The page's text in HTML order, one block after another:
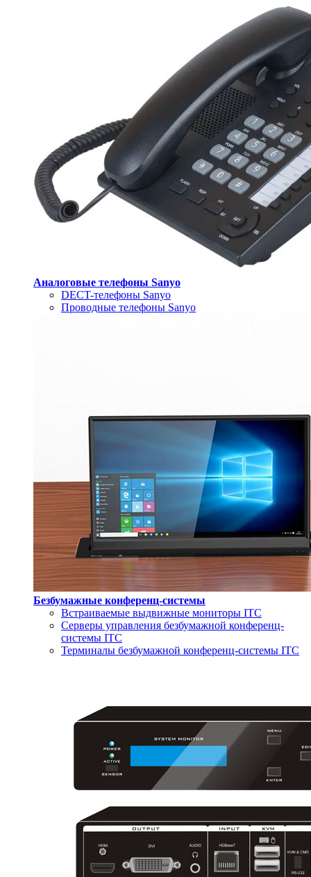
Аналоговые телефоны Sanyo
DECT-телефоны Sanyo
Проводные телефоны Sanyo
Безбумажные конференц-системы
Встраиваемые выдвижные мониторы ITC
Серверы управления безбумажной конференц-
системы ITC
Терминалы безбумажной конференц-системы ITC